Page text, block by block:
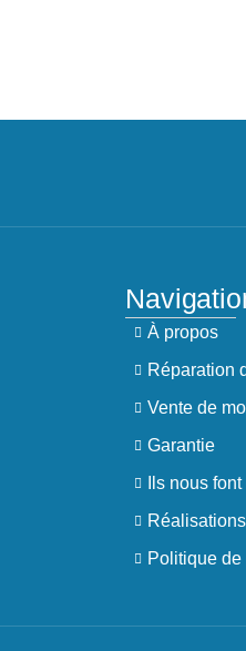
À propos
Réparation
Vente de
Garantie
Ils nous
Réalisations
Politique